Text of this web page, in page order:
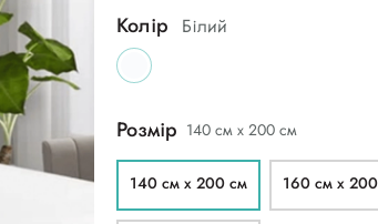
Колір Білий
Розмір 140 см х 200 см
140 см х 200 см 160 см х